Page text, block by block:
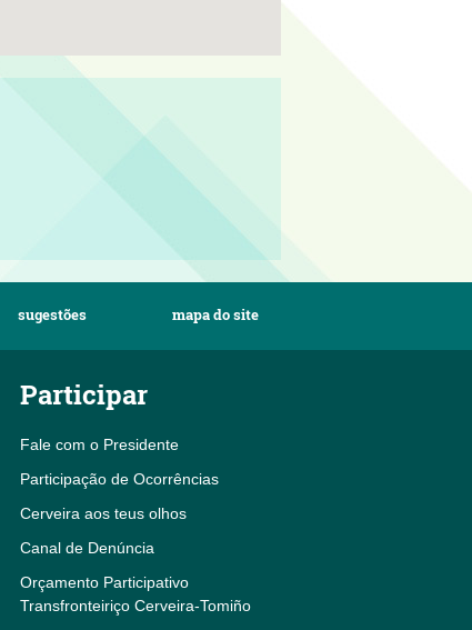
sugestões mapa do site
Participar
Fale com o Presidente
Participação de Ocorrências
Cerveira aos teus olhos
Canal de Denúncia
Orçamento Participativo
Transfronteiriço Cerveira-Tomiño